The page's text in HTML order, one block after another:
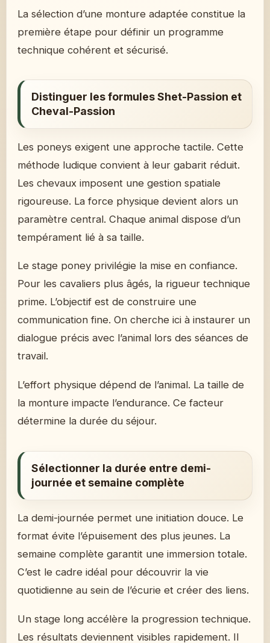
La sélection d’une monture adaptée constitue la
première étape pour définir un programme
technique cohérent et sécurisé.
Distinguer les formules Shet-Passion et
Cheval-Passion
Les poneys exigent une approche tactile. Cette
méthode ludique convient à leur gabarit réduit.
Les chevaux imposent une gestion spatiale
rigoureuse. La force physique devient alors un
paramètre central. Chaque animal dispose d’un
tempérament lié à sa taille.
Le stage poney privilégie la mise en confiance.
Pour les cavaliers plus âgés, la rigueur technique
prime. L’objectif est de construire une
communication fine. On cherche ici à instaurer un
dialogue précis avec l’animal lors des séances de
travail.
L’effort physique dépend de l’animal. La taille de
la monture impacte l’endurance. Ce facteur
détermine la durée du séjour.
Sélectionner la durée entre demi-
journée et semaine complète
La demi-journée permet une initiation douce. Le
format évite l’épuisement des plus jeunes. La
semaine complète garantit une immersion totale.
C’est le cadre idéal pour découvrir la vie
quotidienne au sein de l’écurie et créer des liens.
Un stage long accélère la progression technique.
Les résultats deviennent visibles rapidement. Il